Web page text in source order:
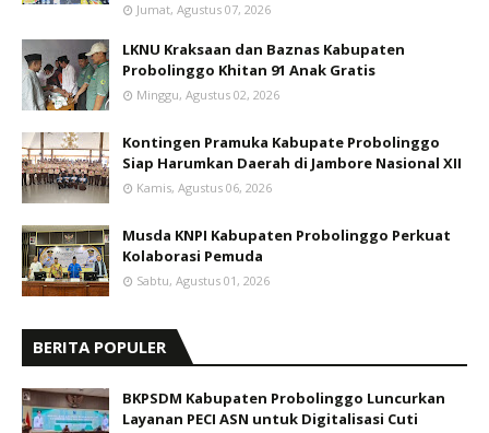
Jumat, Agustus 07, 2026
LKNU Kraksaan dan Baznas Kabupaten
Probolinggo Khitan 91 Anak Gratis
Minggu, Agustus 02, 2026
Kontingen Pramuka Kabupate Probolinggo
Siap Harumkan Daerah di Jambore Nasional XII
Kamis, Agustus 06, 2026
Musda KNPI Kabupaten Probolinggo Perkuat
Kolaborasi Pemuda
Sabtu, Agustus 01, 2026
BERITA POPULER
BKPSDM Kabupaten Probolinggo Luncurkan
Layanan PECI ASN untuk Digitalisasi Cuti